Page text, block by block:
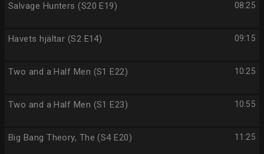
08:25
Salvage Hunters (S20 E19)
09:15
Havets hjältar (S2 E14)
10:25
Two and a Half Men (S1 E22)
10:55
Two and a Half Men (S1 E23)
11:25
Big Bang Theory, The (S4 E20)